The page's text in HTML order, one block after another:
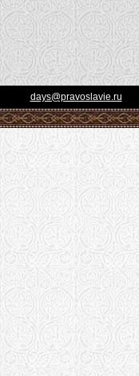
days@pravoslavie.ru